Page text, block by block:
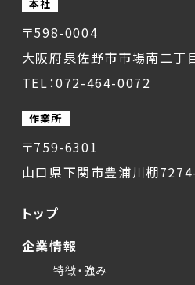
本社
〒598-0004
大阪府泉佐野市市場南二丁
TEL：072-464-0072
作業所
〒759-6301
山口県下関市豊浦川棚
トップ
企業情報
特徴・強み